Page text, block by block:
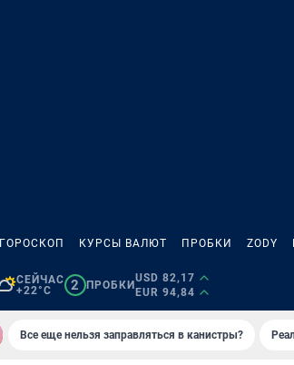
ГОРОСКОП КУРСЫ ВАЛЮТ ПРОБКИ ZODY
СЕЙЧАС
+22°C
2 ПРОБКИ
USD 82,17
EUR 94,84
Все еще нельзя заправляться в канистры?